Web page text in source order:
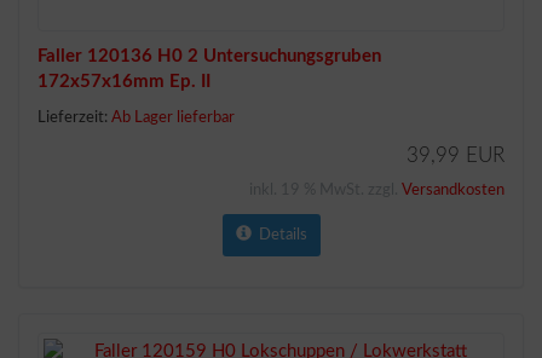
Faller 120136 H0 2 Untersuchungsgruben
172x57x16mm Ep. II
Lieferzeit: Ab Lager lieferbar
39,99 EUR
Versandkosten
Details